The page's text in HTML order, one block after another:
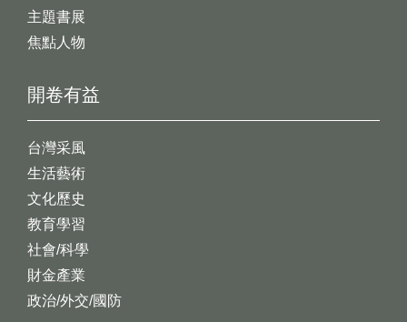
開卷有益
台灣采風
生活藝術
文化歷史
教育學習
社會/科學
財金產業
政治/外交/國防
主題書展
焦點人物